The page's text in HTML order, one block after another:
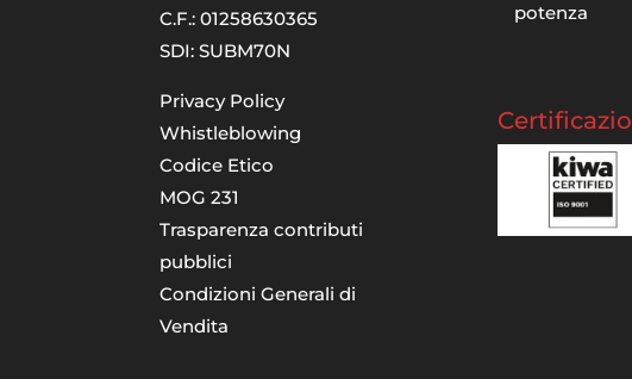
C.F.: 01258630365
SDI: SUBM70N
Privacy Policy
Whistleblowing
Codice Etico
MOG 231
Trasparenza contributi
pubblici
Condizioni Generali di
Vendita
potenza